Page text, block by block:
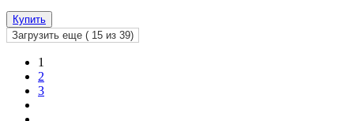
Купить
Загрузить еще ( 15 из 39)
1
2
3